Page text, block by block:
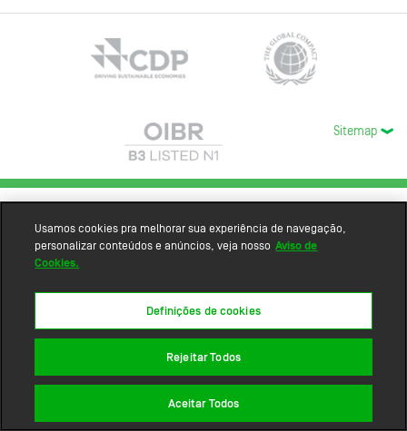
Sitemap
Usamos cookies pra melhorar sua experiência de navegação,
personalizar conteúdos e anúncios, veja nosso Aviso de
Cookies.
Definições de cookies
Rejeitar Todos
Aceitar Todos